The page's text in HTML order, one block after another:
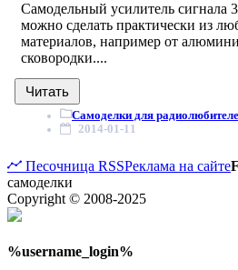
Самодельный усилитель сигнала
можно сделать практически из
материалов, например от
сковородки....
Читать
Самоделки для
2014-01-11
Песочница RSSРеклама на сайте
самоделки
Copyright © 2008-2025
%username_login%